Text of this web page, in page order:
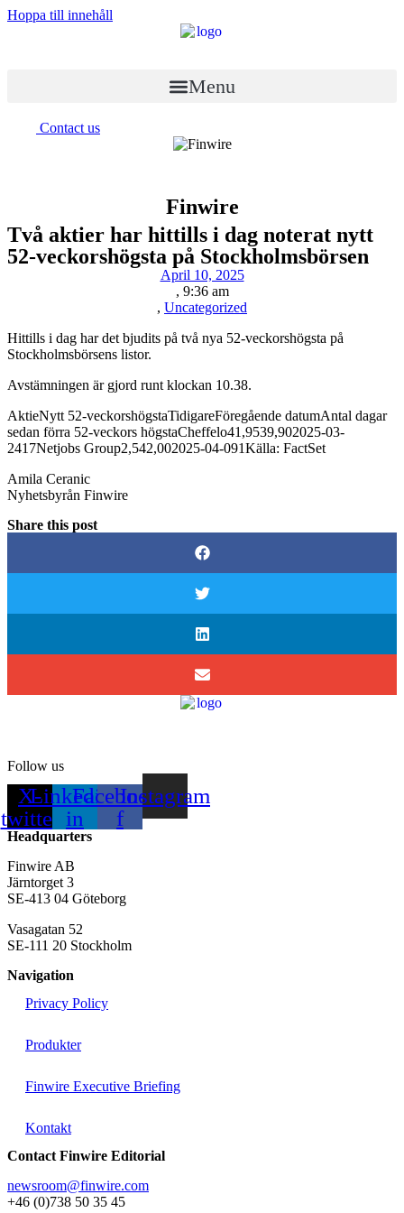
Hoppa till innehåll
Menu
Contact us
Finwire
Två aktier har hittills i dag noterat nytt
52-veckorshögsta på Stockholmsbörsen
April 10, 2025
, 9:36 am
, Uncategorized
Hittills i dag har det bjudits på två nya 52-veckorshögsta på
Stockholmsbörsens listor.
Avstämningen är gjord runt klockan 10.38.
AktieNytt 52-veckorshögstaTidigareFöregående datumAntal dagar
sedan förra 52-veckors högstaCheffelo41,9539,902025-03-
2417Netjobs Group2,542,002025-04-091Källa: FactSet
Amila Ceranic
Nyhetsbyrån Finwire
Share this post
Follow us
X-
twitter
Linkedin-
in
Facebook-
f
Instagram
Headquarters
Finwire AB
Järntorget 3
SE-413 04 Göteborg
Vasagatan 52
SE-111 20 Stockholm
Navigation
Privacy Policy
Produkter
Finwire Executive Briefing
Kontakt
Contact Finwire Editorial
newsroom@finwire.com
+46 (0)738 50 35 45